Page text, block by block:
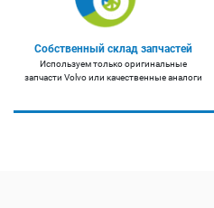
Собственный склад запчастей
Используем только оригинальные
запчасти Volvo или качественные аналоги